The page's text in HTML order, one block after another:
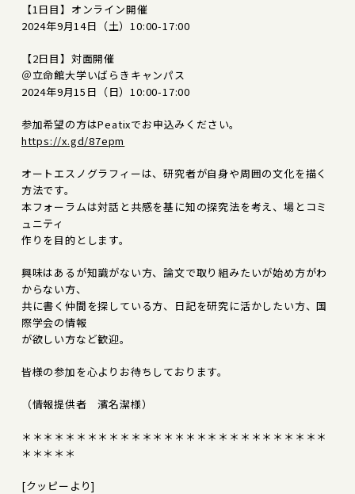
【1日目】オンライン開催
2024年9月14日（土）10:00-17:00
【2日目】対面開催
＠立命館大学いばらきキャンパス
2024年9月15日（日）10:00-17:00
参加希望の方はPeatixでお申込みください。
https://x.gd/87epm
オートエスノグラフィーは、研究者が自身や周囲の文化を描く
方法です。
本フォーラムは対話と共感を基に知の探究法を考え、場とコミ
ュニティ
作りを目的とします。
興味はあるが知識がない方、論文で取り組みたいが始め方がわ
からない方、
共に書く仲間を探している方、日記を研究に活かしたい方、国
際学会の情報
が欲しい方など歓迎。
皆様の参加を心よりお待ちしております。
（情報提供者 濱名潔様）
＊＊＊＊＊＊＊＊＊＊＊＊＊＊＊＊＊＊＊＊＊＊＊＊＊＊＊＊
＊＊＊＊＊
[クッピーより]